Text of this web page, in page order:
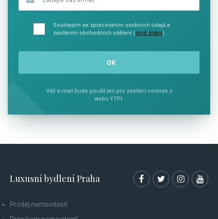
Souhlasím se zpracováním osobních údajů a
zasíláním obchodních sdělení (plné znění)
Váš e-mail bude použit jen pro zasílání novinek z
webu YTPI.
Luxusní bydlení Praha
Prodej nemovitostí